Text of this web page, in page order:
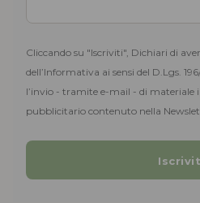
Cliccando su "Iscriviti", Dichiari di
dell’Informativa ai sensi del D.Lgs.
l’invio - tramite e-mail - di
pubblicitario contenuto nella